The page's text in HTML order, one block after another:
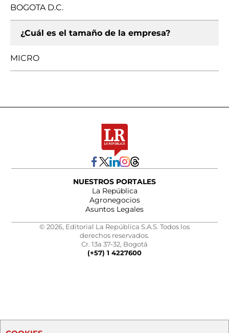
BOGOTA D.C.
¿Cuál es el tamaño de la empresa?
MICRO
NUESTROS PORTALES
La República
Agronegocios
Asuntos Legales
© 2026, Editorial La República S.A.S. Todos los
derechos reservados.
Cr. 13a 37-32, Bogotá
(+57) 1 4227600